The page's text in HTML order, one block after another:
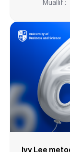
Muallif :
Ivy Lee